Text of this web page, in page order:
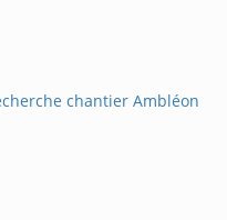
chantier Ambléon